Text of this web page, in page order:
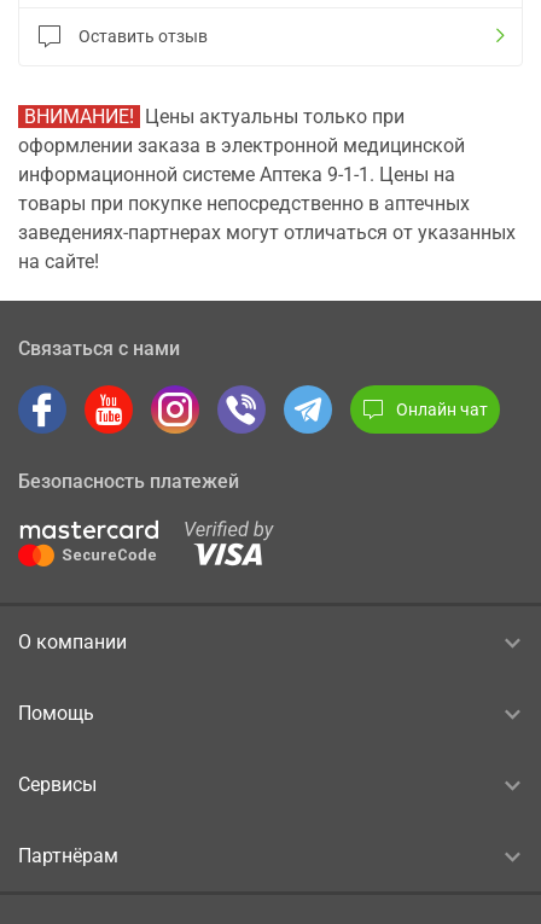
Оставить отзыв
ВНИМАНИЕ! Цены актуальны только при
оформлении заказа в электронной медицинской
информационной системе Аптека 9-1-1. Цены на
товары при покупке непосредственно в аптечных
заведениях-партнерах могут отличаться от указанных
на сайте!
Связаться с нами
Онлайн чат
Безопасность платежей
О компании
Помощь
Сервисы
Партнёрам